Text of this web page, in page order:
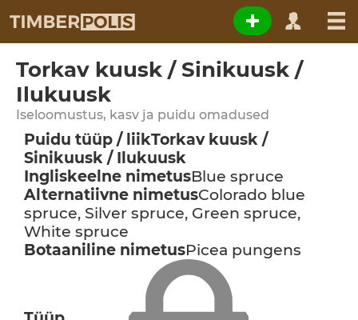
Torkav kuusk / Sinikuusk /
Ilukuusk
Iseloomustus, kasv ja puidu omadused
Puidu tüüp / liikTorkav kuusk /
Sinikuusk / Ilukuusk
Ingliskeelne nimetusBlue spruce
Alternatiivne nimetusColorado blue
spruce, Silver spruce, Green spruce,
White spruce
Botaaniline nimetusPicea pungens